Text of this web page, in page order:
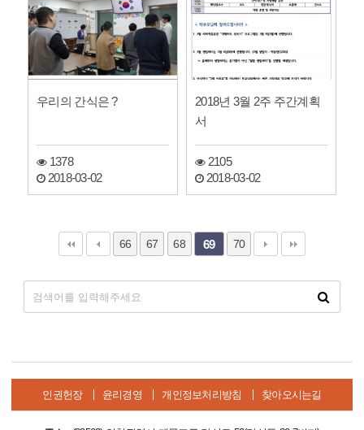
우리의 간식은 ?
1378
2018-03-02
2018년 3월 2주 주간계획
서
2105
2018-03-02
66 67 68 69 70
인권헌장 윤리경영 개인정보처리방침 찾아오시는길